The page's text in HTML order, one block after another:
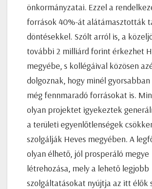
önkormányzatai. Ezzel a
források 40%-át alátámasztották
döntésekkel. Szólt arról is, a
további 2 milliárd forint érkezhet
megyébe, s kollégáival közösen
dolgoznak, hogy minél
még fennmaradó forrásokat is.
olyan projektet igyekeztek
a területi egyenlőtlenségek
szolgálják Heves megyében. A
olyan élhető, jól prosperáló megye
létrehozása, mely a lehető legjobb
szolgáltatásokat nyújtja az itt élők